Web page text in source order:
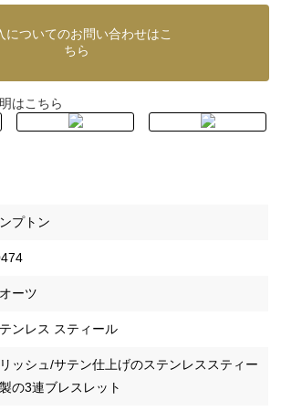
についてのお問い合わせはこ
ちら
はこちら
プトン
ーツ
ンレス スティール
ッシュ/サテン仕上げのステンレススティー
の3連ブレスレット